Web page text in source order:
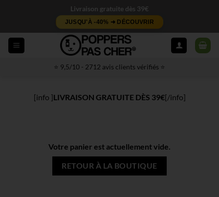
Livraison gratuite dès 39€
JUSQU'À -40% ➜ DÉCOUVRIR
⭐ 9,5/10 - 2712 avis clients vérifiés ⭐
[info ]LIVRAISON GRATUITE DÈS 39€[/info]
Votre panier est actuellement vide.
RETOUR À LA BOUTIQUE